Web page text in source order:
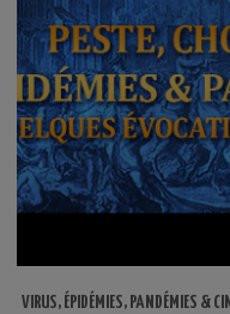
VIRUS, ÉPIDÉMIES, PANDÉMIES &